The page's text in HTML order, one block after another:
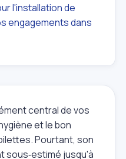
l'installation de
engagements dans
central de vos
et le bon
Pourtant, son
sous‑estimé jusqu'à